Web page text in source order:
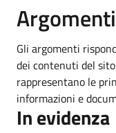
Argomenti
Gli argomenti
dei contenuti del
rappresentano le
informazioni e
In evidenza